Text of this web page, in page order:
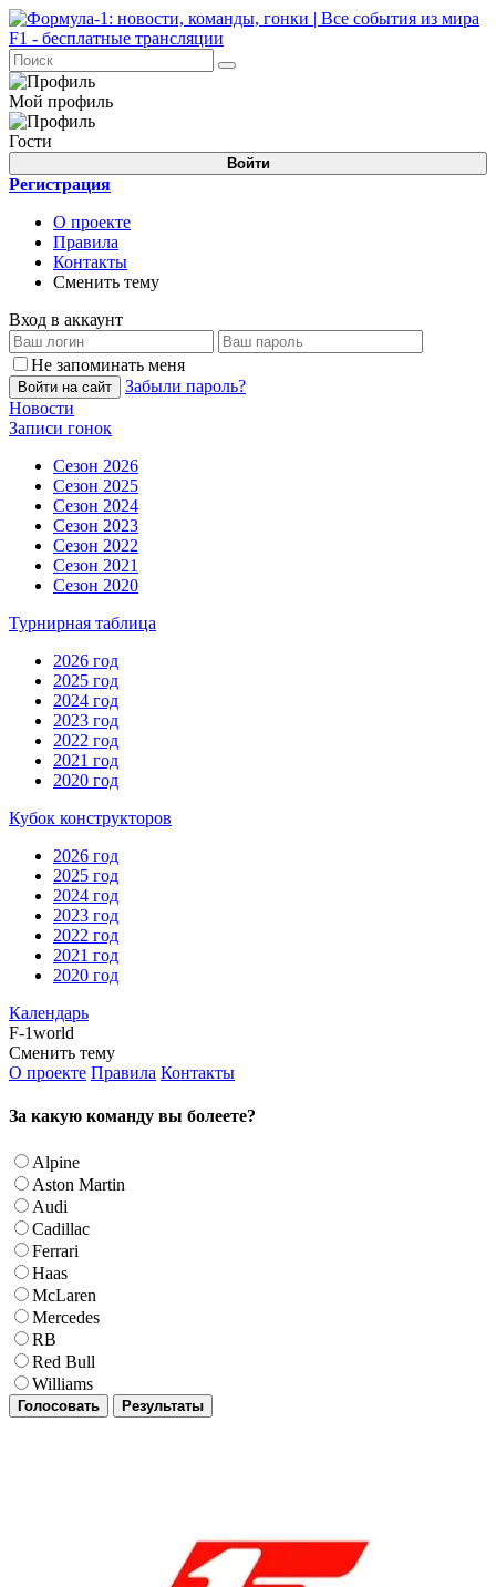
Мой профиль
Гости
Войти
Регистрация
О проекте
Правила
Контакты
Сменить тему
Вход в аккаунт
Не запоминать меня
Войти на сайт
Забыли пароль?
Новости
Записи гонок
Сезон 2026
Сезон 2025
Сезон 2024
Сезон 2023
Сезон 2022
Сезон 2021
Сезон 2020
Турнирная таблица
2026 год
2025 год
2024 год
2023 год
2022 год
2021 год
2020 год
Кубок конструкторов
2026 год
2025 год
2024 год
2023 год
2022 год
2021 год
2020 год
Календарь
F-1world
Сменить тему
О проекте Правила Контакты
За какую команду вы болеете?
Alpine
Aston Martin
Audi
Cadillac
Ferrari
Haas
McLaren
Mercedes
RB
Red Bull
Williams
Голосовать Результаты